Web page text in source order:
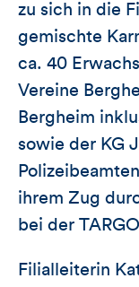
zu sich in die
gemischte
ca. 40
Vereine
Bergheim
sowie der KG
ihrem Zug
bei der
Filialleiterin